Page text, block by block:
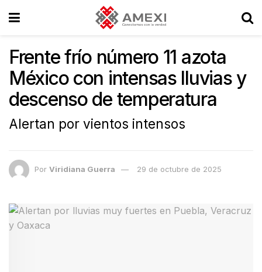
Frente frío número 11 azota
México con intensas lluvias y
descenso de temperatura
Alertan por vientos intensos
Por Viridiana Guerra 29 de octubre de 2025